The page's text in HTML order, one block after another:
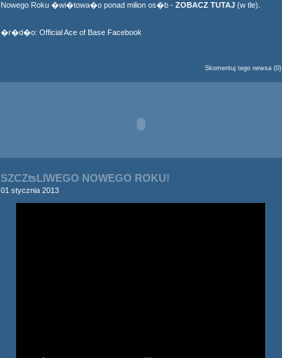
Nowego Roku �wi�towa�o ponad milion os�b - ZOBACZ TUTAJ(w tle).
�r�d�o: Official Ace of Base Facebook
Skomentuj tego newsa (0)
SZCZʦLIWEGO NOWEGO ROKU!
01 stycznia 2013